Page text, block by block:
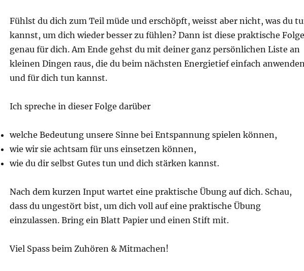
Fühlst du dich zum Teil müde und erschöpft, weisst aber nicht, was du
kannst, um dich wieder besser zu fühlen? Dann ist diese praktische Folge
genau für dich. Am Ende gehst du mit deiner ganz persönlichen Liste an
kleinen Dingen raus, die du beim nächsten Energietief einfach
und für dich tun kannst.
Ich spreche in dieser Folge darüber
welche Bedeutung unsere Sinne bei Entspannung spielen können,
wie wir sie achtsam für uns einsetzen können,
wie du dir selbst Gutes tun und dich stärken kannst.
Nach dem kurzen Input wartet eine praktische Übung auf dich. Schau,
dass du ungestört bist, um dich voll auf eine praktische Übung
einzulassen. Bring ein Blatt Papier und einen Stift mit.
Viel Spass beim Zuhören & Mitmachen!